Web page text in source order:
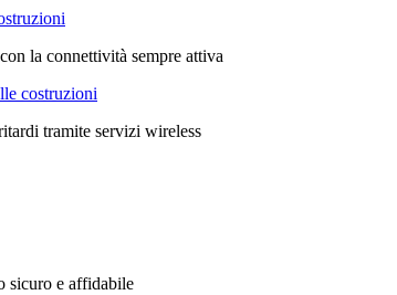
la connettività sempre attiva
costruzioni
tramite servizi wireless
sicuro e affidabile